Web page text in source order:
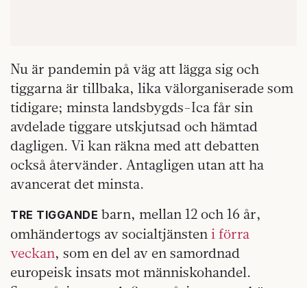
Nu är pandemin på väg att lägga sig och
tiggarna är tillbaka, lika välorganiserade som
tidigare; minsta landsbygds-Ica får sin
avdelade tiggare utskjutsad och hämtad
dagligen. Vi kan räkna med att debatten
också återvänder. Antagligen utan att ha
avancerat det minsta.
TRE TIGGANDE barn, mellan 12 och 16 år,
omhändertogs av socialtjänsteni förra
veckan, som en del av en samordnad
europeisk insats mot människohandel.